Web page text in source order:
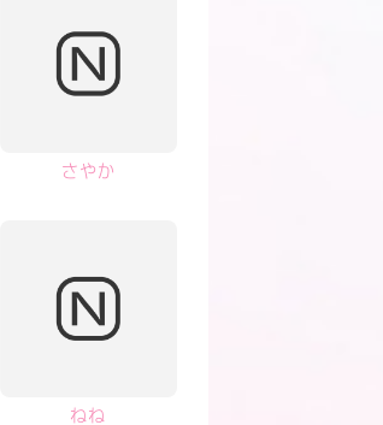
さやか
ねね